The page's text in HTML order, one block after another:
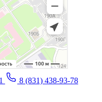
8 (831) 438-93-78